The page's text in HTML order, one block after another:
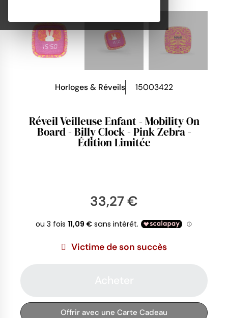
Horloges & Réveils 15003422
Réveil Veilleuse Enfant - Mobility On
Board - Billy Clock - Pink Zebra -
Édition Limitée
33,27 €
Victime de son succès
Offrir avec une Carte Cadeau